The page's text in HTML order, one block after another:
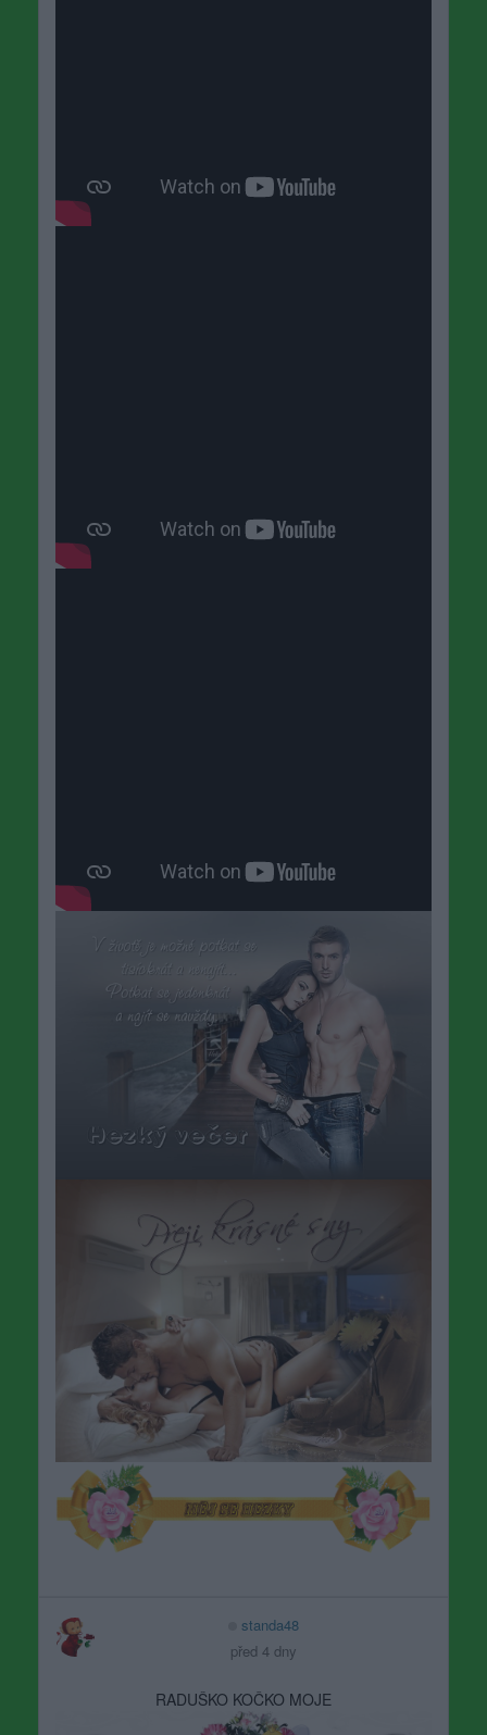
standa48
před 4 dny
RADUŠKO KOČKO MOJE